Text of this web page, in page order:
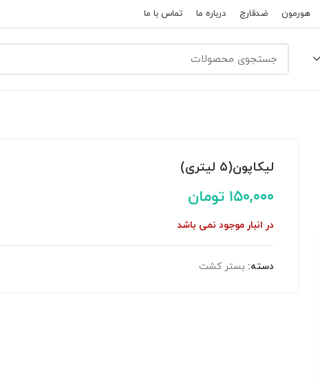
هورمون ضدقارچ درباره ما تماس با ما
لیکاپون(۵ لیتری)
۱۵۰,۰۰۰ تومان
در انبار موجود نمی باشد
دسته: بستر کشت